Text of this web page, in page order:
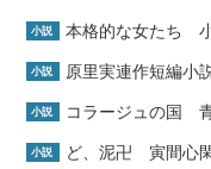
小説 本格的な女たち
小説 原里実連作短編小
小説 コラージュの国
小説 ど、泥卍 寅間心